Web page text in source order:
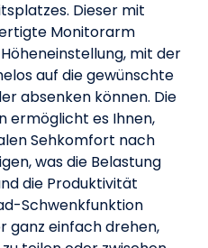
Dieser mit
Monitorarm
mit der
auf die gewünschte
absenken können. Die
ermöglicht es Ihnen,
Sehkomfort nach
was die Belastung
die Produktivität
Schwenkfunktion
ganz einfach drehen,